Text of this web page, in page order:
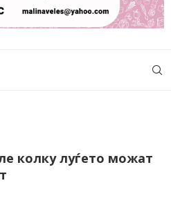
колку луѓето можат